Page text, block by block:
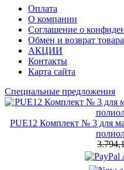
Оплата
О компании
Соглашение о
Обмен и возврат товара
АКЦИИ
Контакты
Карта сайта
Специальные предложения
PUE12 Комплект № 3 для